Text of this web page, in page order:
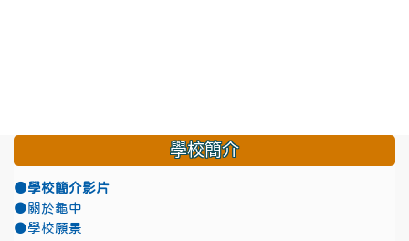
學校簡介
●學校簡介影片
●關於龜中
●學校願景